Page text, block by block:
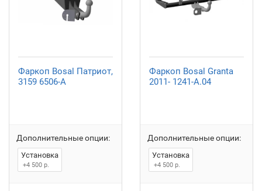
Фаркоп Bosal Патриот,
3159 6506-A
Дополнительные опции:
Установка
+4 500 р.
Фаркоп Bosal Granta
2011- 1241-A.04
Дополнительные опции:
Установка
+4 500 р.